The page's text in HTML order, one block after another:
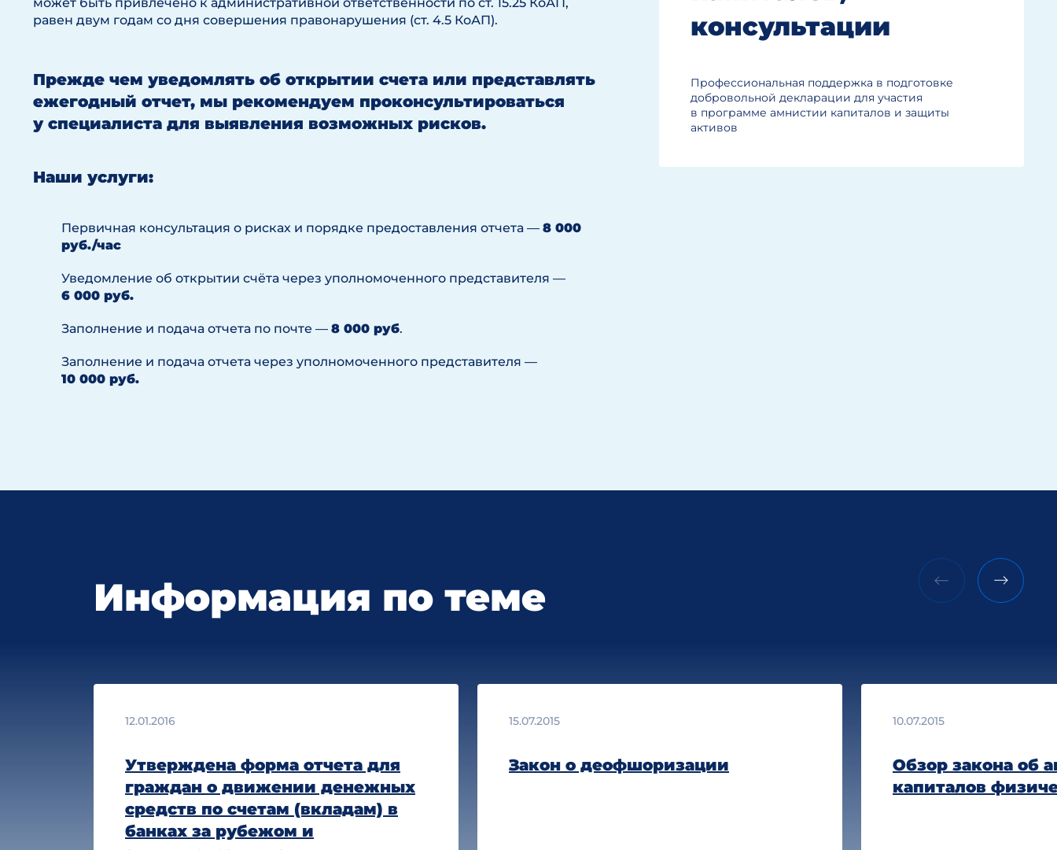
равен двум годам со дня совершения правонарушения (ст. 4.5 КоАП).
Прежде чем уведомлять об открытии счета или представлять
ежегодный отчет, мы рекомендуем проконсультироваться
у специалиста для выявления возможных рисков.
Наши услуги:
Первичная консультация о рисках и порядке предоставления отчета — 8 000
руб./час
Уведомление об открытии счёта через уполномоченного представителя —
6 000 руб.
Заполнение и подача отчета по почте — 8 000 руб.
Заполнение и подача отчета через уполномоченного представителя —
10 000 руб.
консультации
Профессиональная поддержка в подготовке
добровольной декларации для участия
в программе амнистии капиталов и защиты
активов
Информация по теме
12.01.2016
Утверждена форма отчета для
граждан о движении денежных
средств по счетам (вкладам) в
банках за рубежом и
15.07.2015
Закон о деофшоризации
10.07.2015
Обзор закона об
капиталов